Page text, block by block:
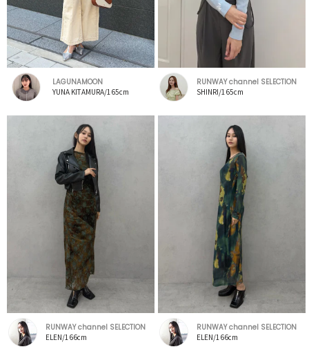
LAGUNAMOON
YUNA KITAMURA/165cm
RUNWAY channel SELECTION
SHINRI/165cm
RUNWAY channel SELECTION
ELEN/166cm
RUNWAY channel SELECTION
ELEN/166cm